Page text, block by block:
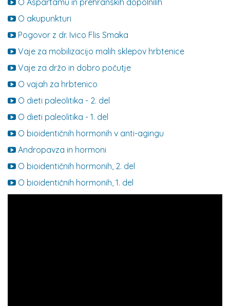
O Aspartamu in prehranskih dopolnilih
O akupunkturi
Pogovor z dr. Ivico Flis Smaka
Vaje za mobilizacijo malih sklepov hrbtenice
Vaje za držo in dobro počutje
O vajah za hrbtenico
O dieti paleolitika - 2. del
O dieti paleolitika - 1. del
O bioidentičnih hormonih v anti-agingu
Andropavza in hormoni
O bioidentičnih hormonih, 2. del
O bioidentičnih hormonih, 1. del